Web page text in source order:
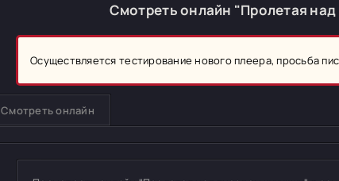
Смотреть онлайн "Пролетая
Осуществляется тестирование нового плеера, просьба
Смотреть онлайн